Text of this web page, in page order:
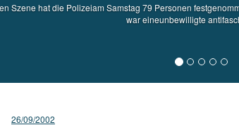
Szene hat die Polizeiam Samstag 79 Personen
war eineunbewilligte
26/09/2002